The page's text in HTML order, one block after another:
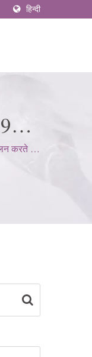
हिन्दी
करते हैं;